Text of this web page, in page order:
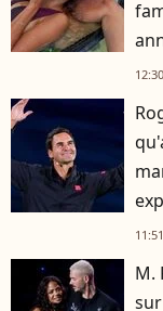
12:30
11:51
M.